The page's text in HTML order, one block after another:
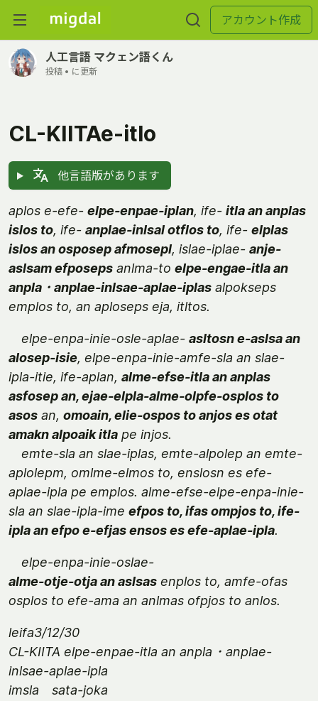
アカウント作成
人工言語 マクェン語くん
投稿 • に更新
CL-KIITAe-itlo
他言語版があります
aplos e-efe- elpe-enpae-iplan, ife- itla an anplas
islos to, ife- anplae-inlsal otflos to, ife- elplas
islos an osposep afmosepl, islae-iplae- anje-
aslsam efposeps anlma-to elpe-engae-itla an
anpla ･ anplae-inlsae-aplae-iplas alpokseps
emplos to, an aploseps eja, itltos.
elpe-enpa-inie-osle-aplae- asltosn e-aslsa an
alosep-isie, elpe-enpa-inie-amfe-sla an slae-
ipla-itie, ife-aplan, alme-efse-itla an anplas
asfosep an, ejae-elpla-alme-olpfe-osplos to
asos an, omoain, elie-ospos to anjos es otat
amakn alpoaik itla pe injos.
emte-sla an slae-iplas, emte-alpolep an emte-
aplolepm, omlme-elmos to, enslosn es efe-
aplae-ipla pe emplos. alme-efse-elpe-enpa-inie-
sla an slae-ipla-ime efpos to, ifas ompjos to, ife-
ipla an efpo e-efjas ensos es efe-aplae-ipla.
elpe-enpa-inie-oslae-
alme-otje-otja an aslsas enplos to, amfe-ofas
osplos to efe-ama an anlmas ofpjos to anlos.
leifa3/12/30
CL-KIITA elpe-enpae-itla an anpla ･ anplae-
inlsae-aplae-ipla
imsla sata-joka